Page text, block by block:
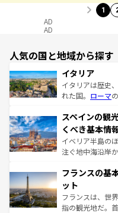
1
AD
AD
人気の国と地域から探す
イタリア
イタリアは歴史
れた国。 ローマ
ろん、トスカー
景など、自然景
ピザやパスタな
できる。朝目覚
なお、新着のイ
しい。
スペインの観
くべき基本情
イベリア半島の
注ぐ地中海沿岸
文化が根付くこ
れる闘牛、そし
る。首都マドリ
アートに溢れた
フランスの基
ット
フランスは、世
指の観光地だ。